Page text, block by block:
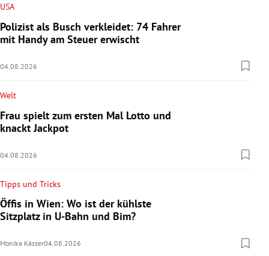
USA
Polizist als Busch verkleidet: 74 Fahrer
mit Handy am Steuer erwischt
04.08.2026
Welt
Frau spielt zum ersten Mal Lotto und
knackt Jackpot
04.08.2026
Tipps und Tricks
Öffis in Wien: Wo ist der kühlste
Sitzplatz in U-Bahn und Bim?
Monika Kässer04.08.2026